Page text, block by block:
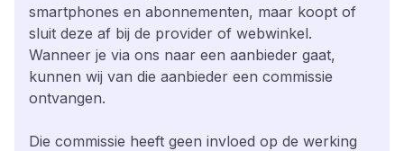
smartphones en abonnementen, maar koopt of
sluit deze af bij de provider of webwinkel.
Wanneer je via ons naar een aanbieder gaat,
kunnen wij van die aanbieder een commissie
ontvangen.
Die commissie heeft geen invloed op de werking